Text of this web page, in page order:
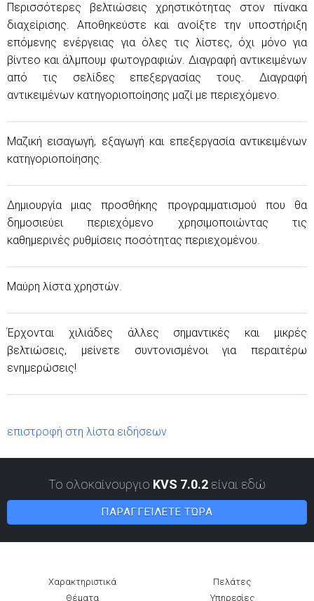
Περισσότερες βελτιώσεις χρηστικότητας στον πίνακα
διαχείρισης. Αποθηκεύστε και ανοίξτε την υποστήριξη
επόμενης ενέργειας για όλες τις λίστες, όχι μόνο για
βίντεο και άλμπουμ φωτογραφιών. Διαγραφή αντικειμένων
από τις σελίδες επεξεργασίας τους. Διαγραφή
αντικειμένων κατηγοριοποίησης μαζί με περιεχόμενο.
Μαζική εισαγωγή, εξαγωγή και επεξεργασία αντικειμένων
κατηγοριοποίησης.
Δημιουργία μιας προσθήκης προγραμματισμού που θα
δημοσιεύει περιεχόμενο χρησιμοποιώντας τις
καθημερινές ρυθμίσεις ποσότητας περιεχομένου.
Μαύρη λίστα χρηστών.
Έρχονται χιλιάδες άλλες σημαντικές και μικρές
βελτιώσεις, μείνετε συντονισμένοι για περαιτέρω
ενημερώσεις!
επιστροφή στη λίστα ειδήσεων
Το ολοκαίνουργιο KVS 7.0.2 είναι εδώ
ΠΑΡΑΓΓΕΊΛΕΤΕ ΤΏΡΑ
Χαρακτηριστικά
Πελάτες
Θέματα
Υπηρεσίες